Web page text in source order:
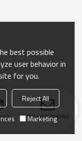
Enviar inquérito
best possible
user behavior in
for you.
Reject All
Marketing